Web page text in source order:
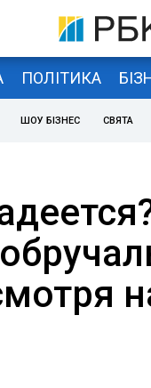
ПОЛІТИКА
ШОУ БІЗНЕС СВЯТА